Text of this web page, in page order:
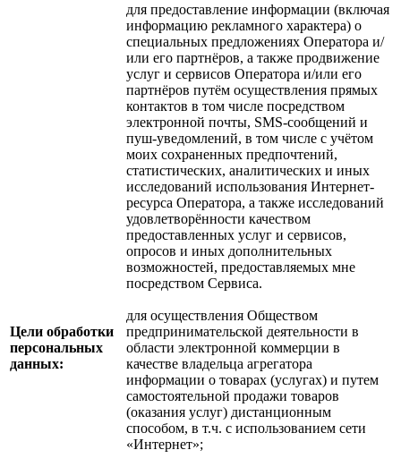
Цели обработки
персональных
данных:
для предоставление информации (включая
информацию рекламного характера) о
специальных предложениях Оператора и/
или его партнёров, а также продвижение
услуг и сервисов Оператора и/или его
партнёров путём осуществления прямых
контактов в том числе посредством
электронной почты, SMS-сообщений и
пуш-уведомлений, в том числе с учётом
моих сохраненных предпочтений,
статистических, аналитических и иных
исследований использования Интернет-
ресурса Оператора, а также исследований
удовлетворённости качеством
предоставленных услуг и сервисов,
опросов и иных дополнительных
возможностей, предоставляемых мне
посредством Сервиса.
для осуществления Обществом
предпринимательской деятельности в
области электронной коммерции в
качестве владельца агрегатора
информации о товарах (услугах) и путем
самостоятельной продажи товаров
(оказания услуг) дистанционным
способом, в т.ч. с использованием сети
«Интернет»;